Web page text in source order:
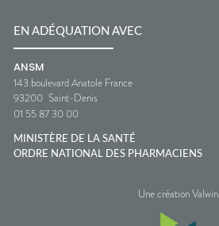
EN ADÉQUATION AVEC
ANSM
143 boulevard Anatole France
93200 Saint-Denis
01 55 87 30 00
MINISTÈRE DE LA SANTÉ
ORDRE NATIONAL DES PHARMACIENS
Une création Valwin